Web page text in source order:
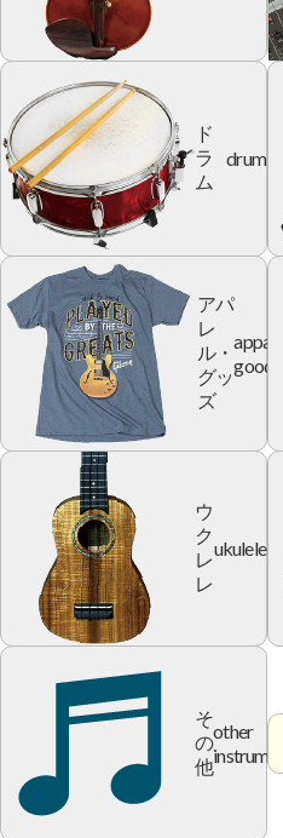
ド
ラ
ム
drum
アパ
レ
ル・
グッ
ズ
apparel
goods
ウ
ク
レ
レ
ukulele
そ
の
他
other
instrument